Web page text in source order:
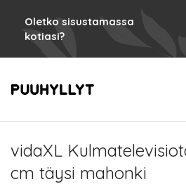
Oletko sisustamassa
kotiasi?
vidaXL
cm täysi mahonki